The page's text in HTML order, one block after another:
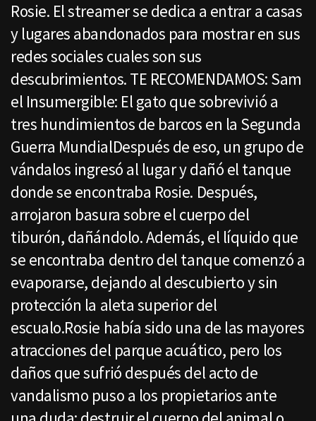
Rosie. El streamer se dedica a entrar a casas
y lugares abandonados para mostrar en sus
redes sociales cuales son sus
descubrimientos. TE RECOMENDAMOS: Sam
el Insumergible: El gato que sobrevivió a
tres hundimientos de barcos en la Segunda
Guerra MundialDespués de eso, un grupo de
vándalos ingresó al lugar y dañó el tanque
donde se encontraba Rosie. Después,
arrojaron basura sobre el cuerpo del
tiburón, dañándolo. Además, el líquido que
se encontraba dentro del tanque comenzó a
evaporarse, dejando al descubierto y sin
protección la aleta superior del
escualo.Rosie había sido una de las mayores
atracciones del parque acuático, pero los
daños que sufrió después del acto de
vandalismo puso a los propietarios ante